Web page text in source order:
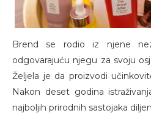
Brend se rodio iz njene
odgovarajuću njegu za svoju
Željela je da proizvodi
Nakon deset godina
najboljih prirodnih sastojaka